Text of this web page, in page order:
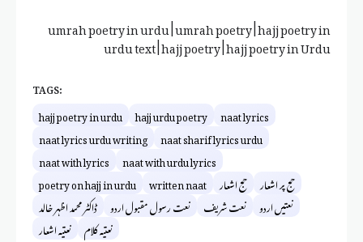
umrah poetry in urdu | umrah poetry | hajj poetry in
urdu text | hajj poetry | hajj poetry in Urdu
TAGS:
hajj poetry in urdu hajj urdu poetry naat lyrics
naat lyrics urdu writing naat sharif lyrics urdu
naat with lyrics naat with urdu lyrics
poetry on hajj in urdu written naat حج اشعار حج پر اشعار
ڈاکٹر محمد اظہر خالد نعت رسول مقبول اردو نعت شریف نعتیں اردو
نعتیہ اشعار نعتیہ کلام